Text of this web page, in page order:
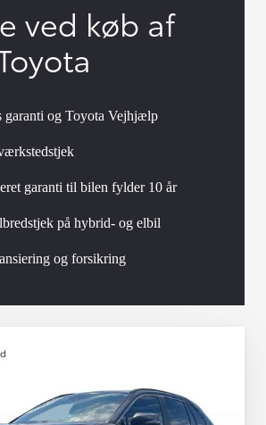
ved køb af
garanti og Toyota Vejhjælp
garanti til bilen fylder 10 år
på hybrid- og elbil
og forsikring